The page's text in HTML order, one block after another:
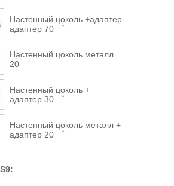
Настенный цоколь +адаптер
адаптер 70 ゜
Настенный цоколь металл
20 ゜
Настенный цоколь +
адаптер 30 ゜
Настенный цоколь металл +
адаптер 20 ゜